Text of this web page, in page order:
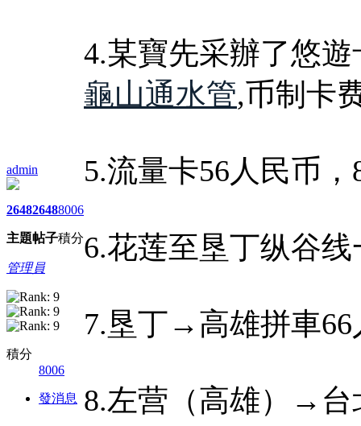
admin
2648
主題
2648
帖子
8006
積分
管理員
積分
8006
發消息
4.某寶先采辦了悠遊
龜山通水管,币制卡
5.流量卡56人民币
6.花莲至垦丁纵谷
7.垦丁→高雄拼車66
8.左营（高雄）→台